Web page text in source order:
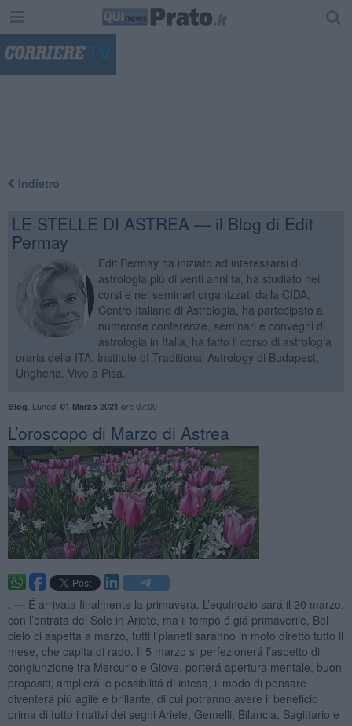
Indietro
LE STELLE DI ASTREA — il Blog di Edit
Permay
Edit Permay ha iniziato ad interessarsi di
astrologia più di venti anni fa, ha studiato nei
corsi e nei seminari organizzati dalla CIDA,
Centro Italiano di Astrologia, ha partecipato a
numerose conferenze, seminari e convegni di
astrologia in Italia, ha fatto il corso di astrologia
oraria della ITA, Institute of Traditional Astrology di Budapest,
Ungheria. Vive a Pisa.
Blog Lunedì 01 Marzo 2021 ore 07:00
​L’oroscopo di Marzo di Astrea
. — É arrivata finalmente la primavera. L’equinozio sará il 20 marzo,
con l’entrata del Sole in Ariete, ma il tempo é giá primaverile. Bel
cielo ci aspetta a marzo, tutti i pianeti saranno in moto diretto tutto il
mese, che capita di rado. Il 5 marzo si perfezionerá l’aspetto di
congiunzione tra Mercurio e Giove, porterá apertura mentale, buon
propositi, amplierá le possibilitá di intesa, il modo di pensare
diventerá piú agile e brillante, di cui potranno avere il beneficio
prima di tutto i nativi dei segni Ariete, Gemelli, Bilancia, Sagittario e